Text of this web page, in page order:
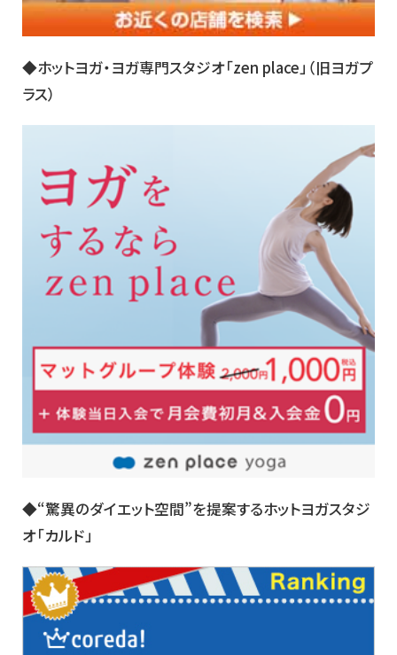
◆ホットヨガ・ヨガ専門スタジオ「zen place」（旧ヨガプ
ラス）
◆“驚異のダイエット空間”を提案するホットヨガスタジ
オ「カルド」